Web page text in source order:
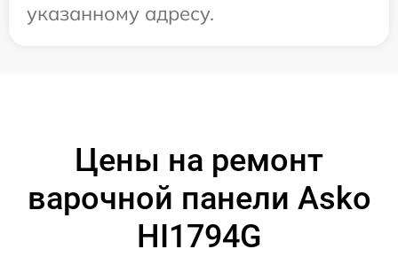
указанному адресу.
Цены на ремонт
варочной панели Asko
HI1794G